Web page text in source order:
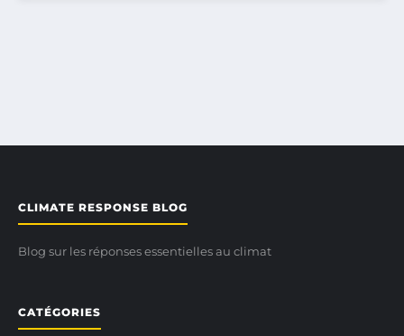
CLIMATE RESPONSE BLOG
Blog sur les réponses essentielles au climat
CATÉGORIES